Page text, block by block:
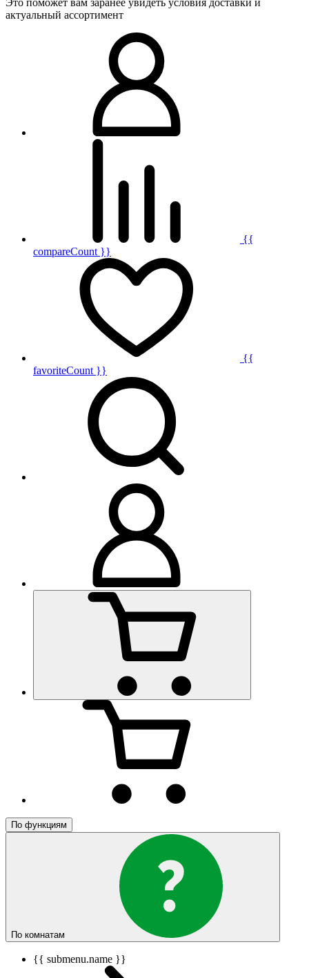
Это поможет вам заранее увидеть условия доставки и
актуальный ассортимент
{{
compareCount }}
{{
favoriteCount }}
По функциям
По комнатам
{{ submenu.name }}